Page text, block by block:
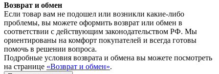
Возврат и обмен
Если товар вам не подошел или возникли какие-либо
проблемы, вы можете оформить возврат или обмен в
соответствии с действующим законодательством РФ. Мы
ориентированы на комфорт покупателей и всегда готовы
помочь в решении вопроса.
Подробные условия возврата и обмена вы можете посмотреть
на странице «Возврат и обмен».